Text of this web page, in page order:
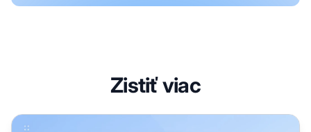
Zistiť viac
Ako vypočítať cenu za kliknutie (CPC)